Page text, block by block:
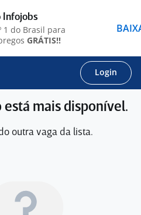
Login
está mais disponível.
outra vaga da lista.
Infojobs
1 do Brasil para
GRÁTIS!!